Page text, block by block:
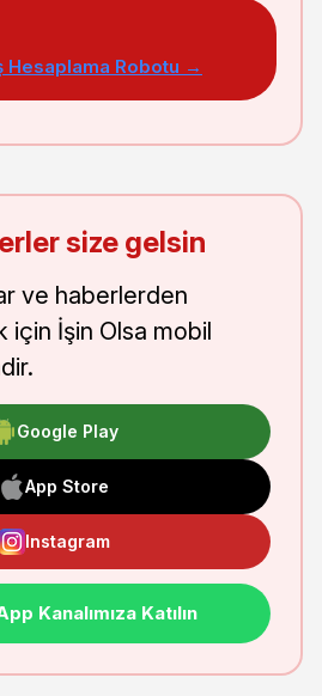
Hesaplama Robotu →
size gelsin
ve haberlerden
için İşin Olsa mobil
Google Play
App Store
Instagram
Kanalımıza Katılın